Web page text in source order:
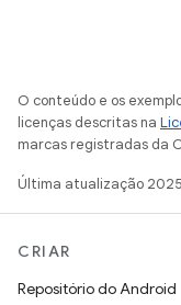
O conteúdo e os
licenças descritas na
marcas registradas da
Última atualização
CRIAR
Repositório do Android